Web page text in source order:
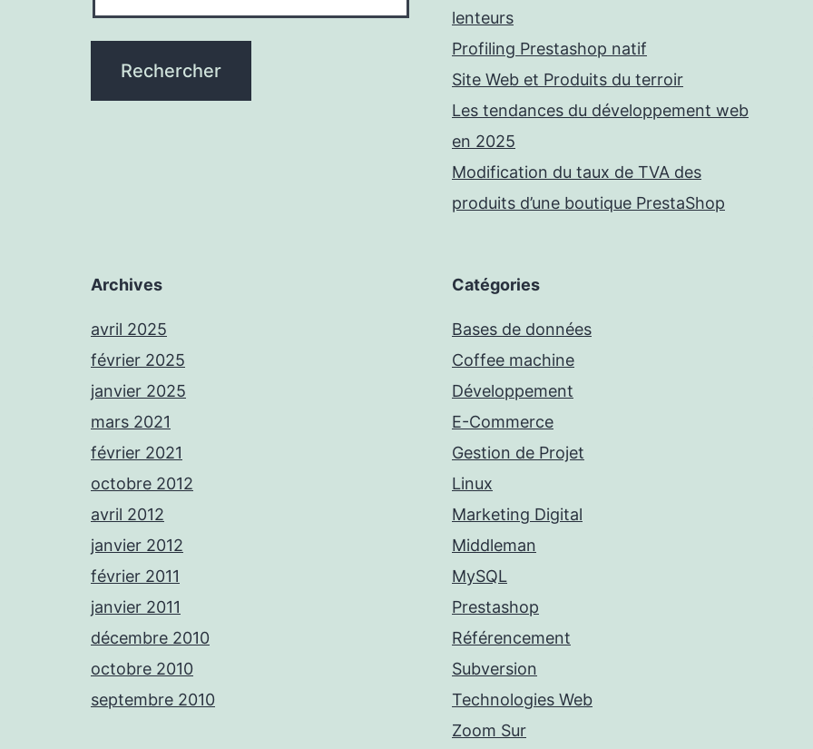
lenteurs
Profiling Prestashop natif
Site Web et Produits du terroir
Les tendances du développement web
en 2025
Modification du taux de TVA des
produits d’une boutique PrestaShop
Archives
avril 2025
février 2025
janvier 2025
mars 2021
février 2021
octobre 2012
avril 2012
janvier 2012
février 2011
janvier 2011
décembre 2010
octobre 2010
septembre 2010
Catégories
Bases de données
Coffee machine
Développement
E-Commerce
Gestion de Projet
Linux
Marketing Digital
Middleman
MySQL
Prestashop
Référencement
Subversion
Technologies Web
Zoom Sur